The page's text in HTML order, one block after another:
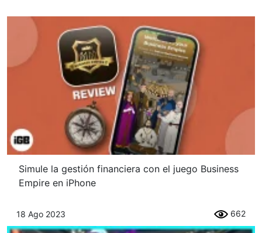
Simule la gestión financiera con el juego Business
Empire en iPhone
18 Ago 2023 662